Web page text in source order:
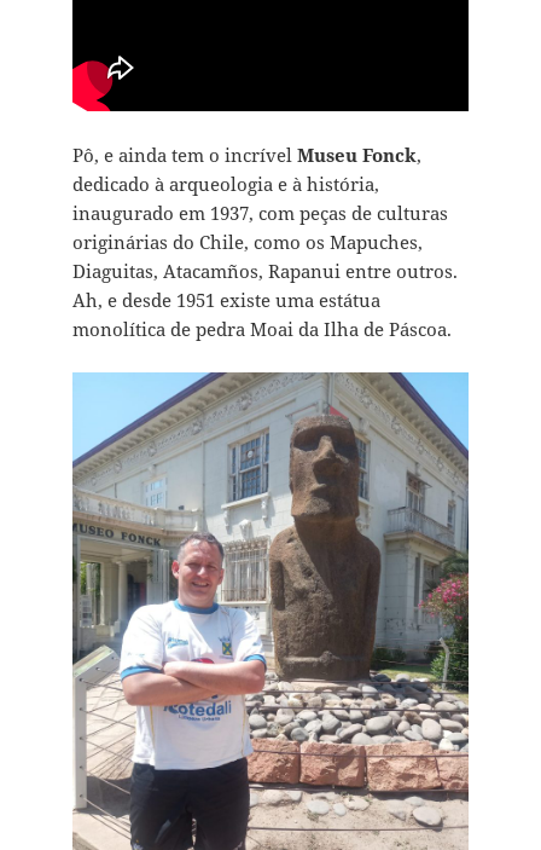
Pô, e ainda tem o incrível Museu Fonck,
dedicado à arqueologia e à história,
inaugurado em 1937, com peças de culturas
originárias do Chile, como os Mapuches,
Diaguitas, Atacamños, Rapanui entre outros.
Ah, e desde 1951 existe uma estátua
monolítica de pedra Moai da Ilha de Páscoa.